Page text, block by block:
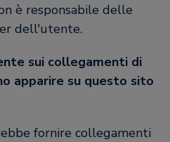
è responsabile delle
dell'utente.
sui collegamenti di
apparire su questo sito
fornire collegamenti